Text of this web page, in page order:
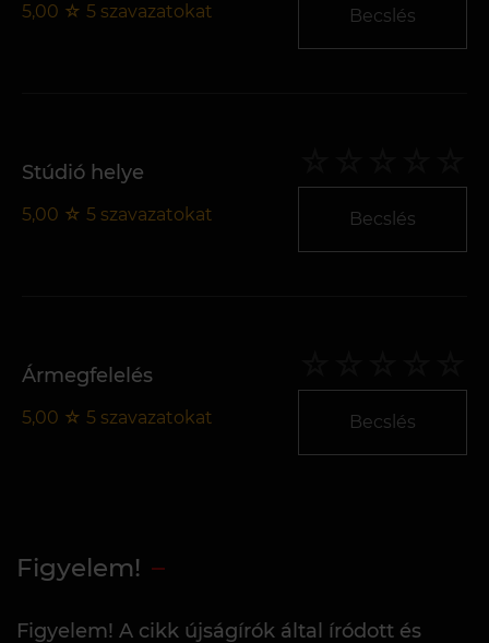
5,00 ☆ 5 szavazatokat Becslés
Stúdió helye
5,00 ☆ 5 szavazatokat Becslés
Ármegfelelés
5,00 ☆ 5 szavazatokat Becslés
Figyelem!
Figyelem! A cikk újságírók által íródott és